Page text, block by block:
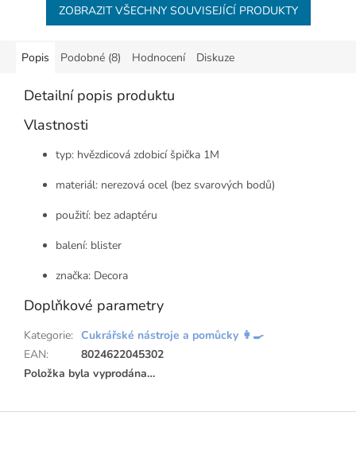
ZOBRAZIT VŠECHNY SOUVISEJÍCÍ PRODUKTY
Popis Podobné (8) Hodnocení Diskuze
Detailní popis produktu
Vlastnosti
typ: hvězdicová zdobicí špička 1M
materiál: nerezová ocel (bez svarových bodů)
použití: bez adaptéru
balení: blister
značka: Decora
Doplňkové parametry
Kategorie: Cukrářské nástroje a pomůcky 👩‍🍳
EAN:
8024622045302
Položka byla vyprodána…
Z